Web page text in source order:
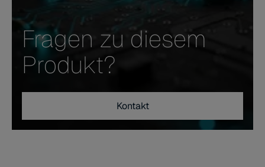
Fragen zu diesem
Produkt?
Kontakt